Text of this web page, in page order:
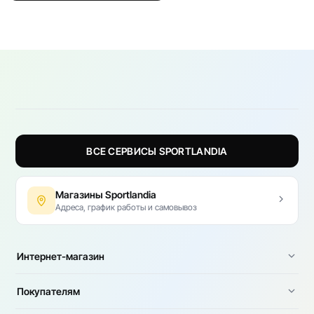
ВСЕ СЕРВИСЫ SPORTLANDIA
Магазины Sportlandia
Адреса, график работы и самовывоз
Интернет-магазин
Покупателям